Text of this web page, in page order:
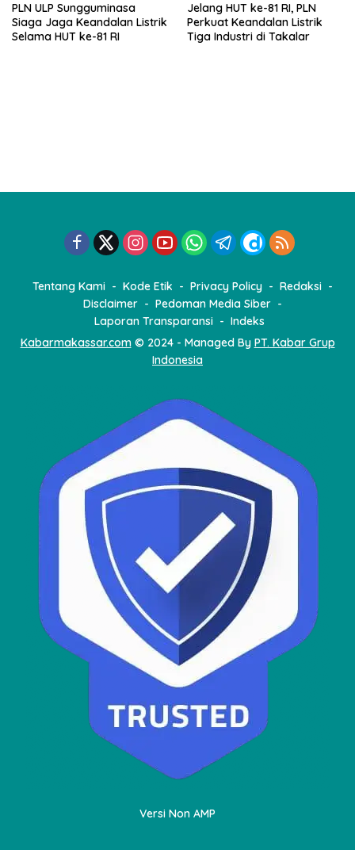
PLN ULP Sungguminasa
Siaga Jaga Keandalan Listrik
Selama HUT ke-81 RI
Jelang HUT ke-81 RI, PLN
Perkuat Keandalan Listrik
Tiga Industri di Takalar
Tentang Kami Kode Etik Privacy Policy
Redaksi
Disclaimer
Pedoman Media Siber
Laporan Transparansi
Indeks
Kabarmakassar.com© 2024 - Managed By PT. Kabar Grup
Indonesia
Versi Non AMP